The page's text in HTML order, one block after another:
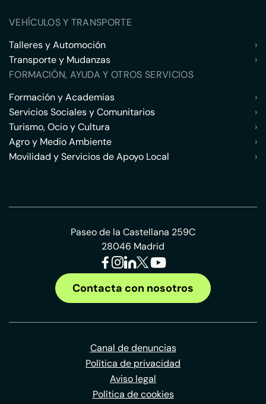
VEHÍCULOS Y TRANSPORTE
Talleres y Automoción
›
Transporte y Mudanzas
›
FORMACIÓN, AYUDA Y OTROS SERVICIOS
Formación y Academias
›
Servicios Sociales y Comunitarios
›
Turismo, Ocio y Cultura
›
Agro y Medio Ambiente
›
Movilidad y Servicios de Apoyo Local
›
Paseo de la Castellana 259C
28046 Madrid
Contacta con nosotros
Canal de denuncias
Política de privacidad
Aviso legal
Política de cookies